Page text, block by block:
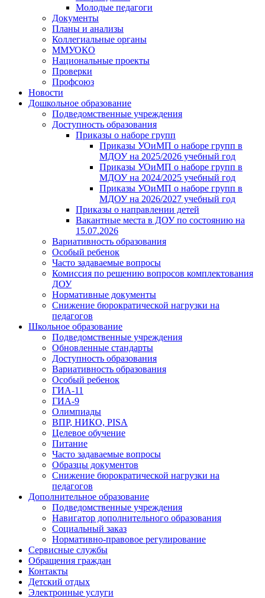
Молодые педагоги
Документы
Планы и анализы
Коллегиальные органы
ММУОКО
Национальные проекты
Проверки
Профсоюз
Новости
Дошкольное образование
Подведомственные учреждения
Доступность образования
Приказы о наборе групп
Приказы УОиМП о наборе групп в
МДОУ на 2025/2026 учебный год
Приказы УОиМП о наборе групп в
МДОУ на 2024/2025 учебный год
Приказы УОиМП о наборе групп в
МДОУ на 2026/2027 учебный год
Приказы о направлении детей
Вакантные места в ДОУ по состоянию на
15.07.2026
Вариативность образования
Особый ребенок
Часто задаваемые вопросы
Комиссия по решению вопросов комплектования
ДОУ
Нормативные документы
Снижение бюрократической нагрузки на
педагогов
Школьное образование
Подведомственные учреждения
Обновленные стандарты
Доступность образования
Вариативность образования
Особый ребенок
ГИА-11
ГИА-9
Олимпиады
ВПР, НИКО, PISA
Целевое обучение
Питание
Часто задаваемые вопросы
Образцы документов
Снижение бюрократической нагрузки на
педагогов
Дополнительное образование
Подведомственные учреждения
Навигатор дополнительного образования
Социальный заказ
Нормативно-правовое регулирование
Сервисные службы
Обращения граждан
Контакты
Детский отдых
Электронные услуги